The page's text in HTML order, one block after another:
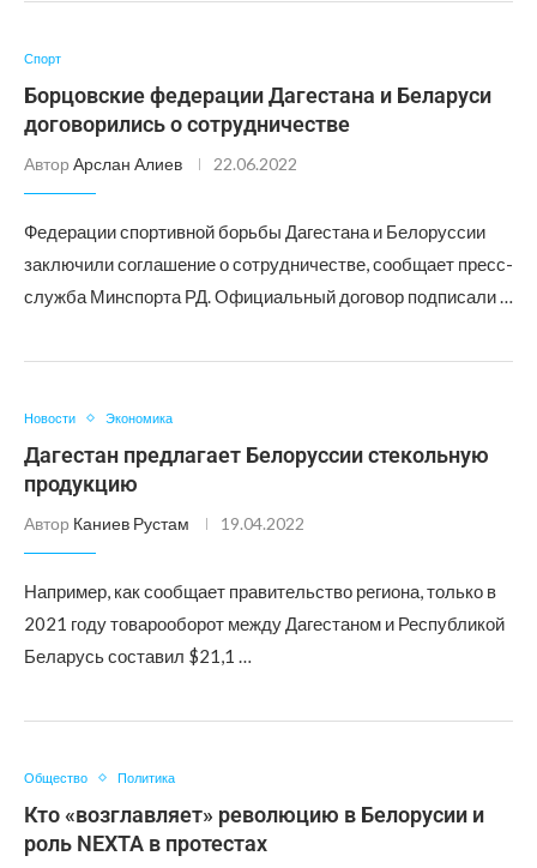
Спорт
Борцовские федерации Дагестана и Беларуси
договорились о сотрудничестве
Автор Арслан Алиев 22.06.2022
Федерации спортивной борьбы Дагестана и Белоруссии
заключили соглашение о сотрудничестве, сообщает пресс-
служба Минспорта РД. Официальный договор подписали …
Новости Экономика
Дагестан предлагает Белоруссии стекольную
продукцию
Автор Каниев Рустам 19.04.2022
Например, как сообщает правительство региона, только в
2021 году товарооборот между Дагестаном и Республикой
Беларусь составил $21,1 …
Общество Политика
Кто «возглавляет» революцию в Белорусии и
роль NEXTA в протестах